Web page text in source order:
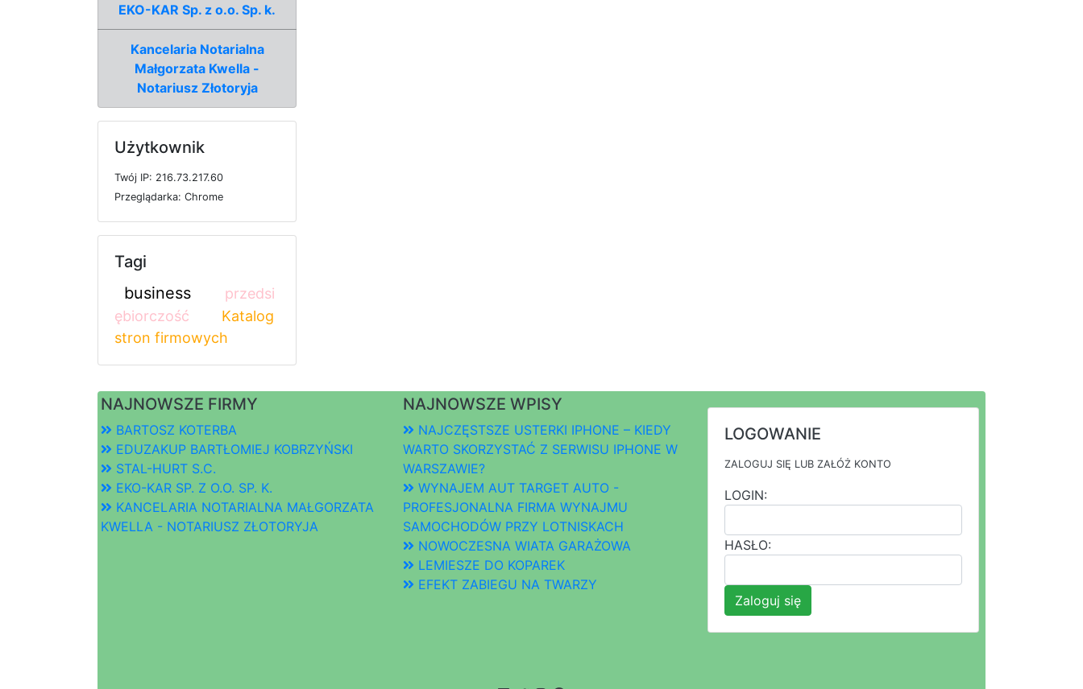
EKO-KAR Sp. z o.o. Sp. k.
Kancelaria Notarialna
Małgorzata Kwella -
Notariusz Złotoryja
Użytkownik
Twój IP: 216.73.217.60
Przeglądarka: Chrome
Tagi
business
przedsi
ębiorczość
Katalog
stron firmowych
NAJNOWSZE FIRMY
BARTOSZ KOTERBA
EDUZAKUP BARTŁOMIEJ KOBRZYŃSKI
STAL-HURT S.C.
EKO-KAR SP. Z O.O. SP. K.
KANCELARIA NOTARIALNA MAŁGORZATA
KWELLA - NOTARIUSZ ZŁOTORYJA
NAJNOWSZE WPISY
NAJCZĘSTSZE USTERKI IPHONE – KIEDY
WARTO SKORZYSTAĆ Z SERWISU IPHONE W
WARSZAWIE?
WYNAJEM AUT TARGET AUTO -
PROFESJONALNA FIRMA WYNAJMU
SAMOCHODÓW PRZY LOTNISKACH
NOWOCZESNA WIATA GARAŻOWA
LEMIESZE DO KOPAREK
EFEKT ZABIEGU NA TWARZY
LOGOWANIE
ZALOGUJ SIĘ LUB ZAŁÓŻ KONTO
LOGIN:
HASŁO:
Zaloguj się